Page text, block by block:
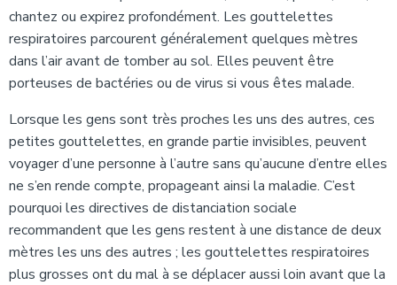
chantez ou expirez profondément. Les gouttelettes
respiratoires parcourent généralement quelques mètres
dans l’air avant de tomber au sol. Elles peuvent être
porteuses de bactéries ou de virus si vous êtes malade.
Lorsque les gens sont très proches les uns des autres, ces
petites gouttelettes, en grande partie invisibles, peuvent
voyager d’une personne à l’autre sans qu’aucune d’entre elles
ne s’en rende compte, propageant ainsi la maladie. C’est
pourquoi les directives de distanciation sociale
recommandent que les gens restent à une distance de deux
mètres les uns des autres ; les gouttelettes respiratoires
plus grosses ont du mal à se déplacer aussi loin avant que la